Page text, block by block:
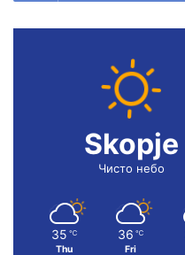
Skopje
Чисто небо
35 ℃
Thu
36 ℃
Fri